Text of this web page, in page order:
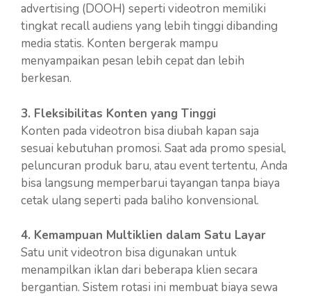
advertising (DOOH) seperti videotron memiliki
tingkat recall audiens yang lebih tinggi dibanding
media statis. Konten bergerak mampu
menyampaikan pesan lebih cepat dan lebih
berkesan.
3. Fleksibilitas Konten yang Tinggi
Konten pada videotron bisa diubah kapan saja
sesuai kebutuhan promosi. Saat ada promo spesial,
peluncuran produk baru, atau event tertentu, Anda
bisa langsung memperbarui tayangan tanpa biaya
cetak ulang seperti pada baliho konvensional.
4. Kemampuan Multiklien dalam Satu Layar
Satu unit videotron bisa digunakan untuk
menampilkan iklan dari beberapa klien secara
bergantian. Sistem rotasi ini membuat biaya sewa